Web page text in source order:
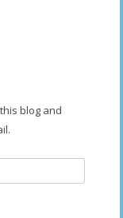
blog and